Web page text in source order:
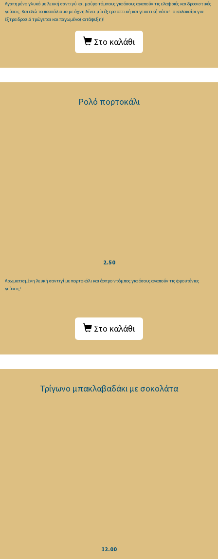
Αγαπημένο γλυκό με λευκή σαντιγύ και μαύρο τόμπους για όσους αγαπούν τις ελαφριές και δροσιστικές
γεύσεις. Και εδώ το πασπάλισμα με άχνη δίνει μία έξτρα οπτική και γευστική νότα! Το καλοκαίρι για
έξτρα δροσιά τρώγεται και παγωμένο(κατάψυξη)!
Στο καλάθι
Ρολό πορτοκάλι
2.50
Αρωματισμένη λευκή σαντιγί με πορτοκάλι και άσπρο ντόμπος για όσους αγαπούν τις φρουτένιες
γεύσεις!
Στο καλάθι
Τρίγωνο μπακλαβαδάκι με σοκολάτα
12.00